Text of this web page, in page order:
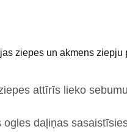
ziepes un akmens ziepju
attīrīs lieko
ogles daļiņas